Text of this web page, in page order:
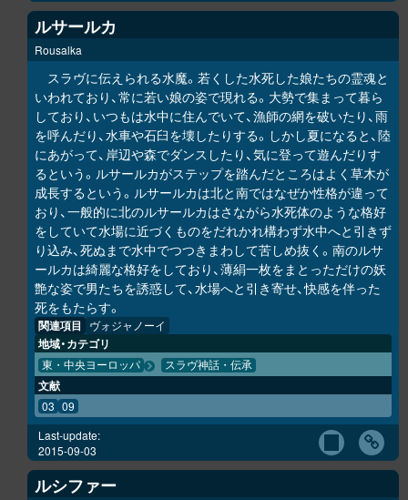
ルサールカ
Rousalka
スラヴに伝えられる水魔。若くした水死した娘たちの霊魂と
いわれており、常に若い娘の姿で現れる。大勢で集まって暮ら
しており、いつもは水中に住んでいて、漁師の網を破いたり、雨
を呼んだり、水車や石臼を壊したりする。しかし夏になると、陸
にあがって、岸辺や森でダンスしたり、気に登って遊んだりす
るという。ルサールカがステップを踏んだところはよく草木が
成長するという。ルサールカは北と南ではなぜか性格が違って
おり、一般的に北のルサールカはさながら水死体のような格好
をしていて水場に近づくものをだれかれ構わず水中へと引きず
り込み、死ぬまで水中でつつきまわして苦しめ抜く。南のルサ
ールカは綺麗な格好をしており、薄絹一枚をまとっただけの妖
艶な姿で男たちを誘惑して、水場へと引き寄せ、快感を伴った
死をもたらす。
関連項目 ヴォジャノーイ
地域・カテゴリ
東・中央ヨーロッパ スラヴ神話・伝承
文献
03 09
Last-update:
2015-09-03
ルシファー